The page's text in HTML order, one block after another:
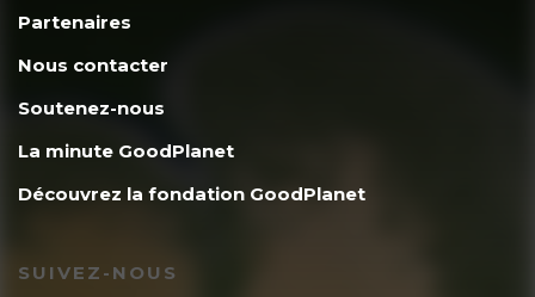
Partenaires
Nous contacter
Soutenez-nous
La minute GoodPlanet
Découvrez la fondation GoodPlanet
SUIVEZ-NOUS